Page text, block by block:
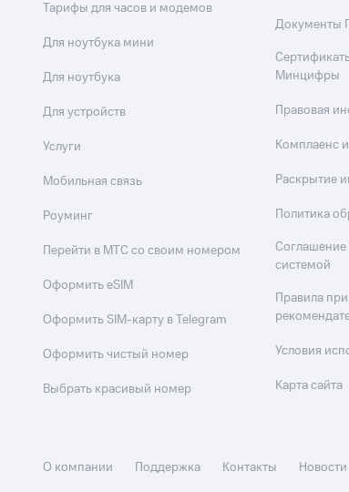
Тарифы для часов и модемов
Для ноутбука мини
Для ноутбука
Для устройств
Услуги
Мобильная связь
Роуминг
Перейти в МТС со своим номером
Оформить eSIM
Оформить SIM-карту в Telegram
Оформить чистый номер
Выбрать красивый номер
Документы
Минцифры
Правовая
Комплаенс
Раскрытие
Политика
Соглашение
системой
Правила
Условия
Карта сайта
О компании Поддержка Контакты Новости